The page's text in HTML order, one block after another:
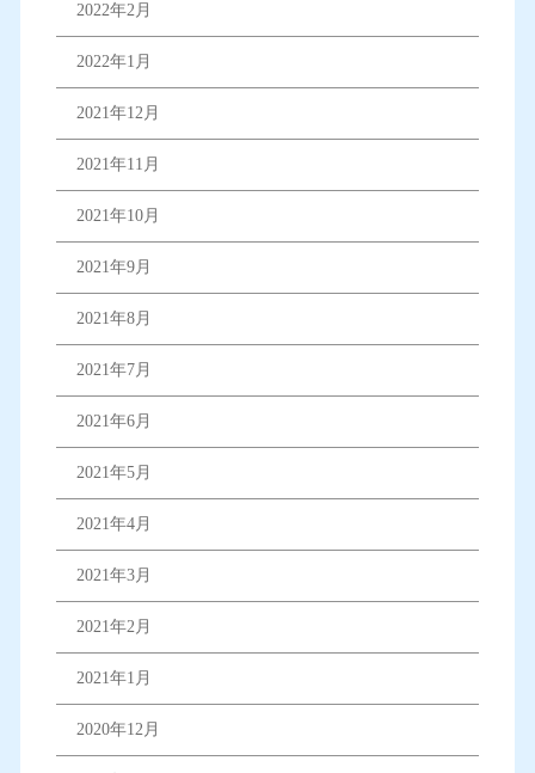
2022年2月
2022年1月
2021年12月
2021年11月
2021年10月
2021年9月
2021年8月
2021年7月
2021年6月
2021年5月
2021年4月
2021年3月
2021年2月
2021年1月
2020年12月